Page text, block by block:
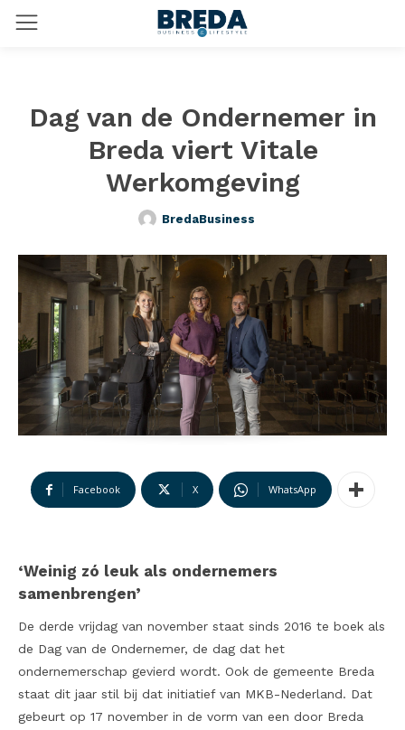
Dag van de Ondernemer in
Breda viert Vitale
Werkomgeving
BredaBusiness
Facebook X WhatsApp
‘Weinig zó leuk als ondernemers
samenbrengen’
De derde vrijdag van november staat sinds 2016 te boek als
de Dag van de Ondernemer, de dag dat het
ondernemerschap gevierd wordt. Ook de gemeente Breda
staat dit jaar stil bij dat initiatief van MKB-Nederland. Dat
gebeurt op 17 november in de vorm van een door Breda